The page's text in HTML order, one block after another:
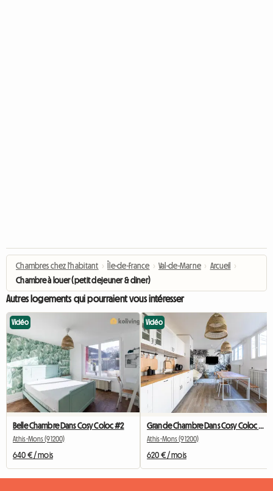
Chambres chez l'habitant › Île-de-France › Val-de-Marne › Arcueil
›
Chambre à louer (petit dejeuner & diner)
Autres logements qui pourraient vous intéresser
Vidéo
Belle Chambre Dans Cosy Coloc #2
Athis-Mons (91200)
640 € / mois
Vidéo
Athis-Mons (91200)
620 € / mois